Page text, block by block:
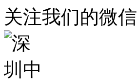
关注我们的微信